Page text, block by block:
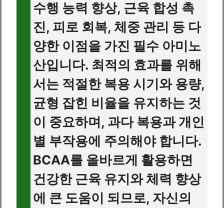
수행 능력 향상, 근육 합성 촉
진, 피로 회복, 체중 관리 등 다
양한 이점을 가진 필수 아미노
산입니다. 최적의 효과를 위해
서는 적절한 복용 시기와 용량,
균형 잡힌 비율을 유지하는 것
이 중요하며, 과다 복용과 개인
별 부작용에 주의해야 합니다.
BCAA를 올바르게 활용하면
건강한 근육 유지와 체력 향상
에 큰 도움이 되므로, 자신의